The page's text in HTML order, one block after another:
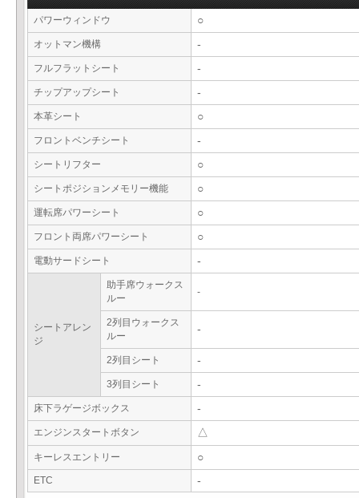
パワーウィンドウ ○
オットマン機構 -
フルフラットシート -
チップアップシート -
本革シート ○
フロントベンチシート -
シートリフター ○
シートポジションメモリー機能 ○
運転席パワーシート ○
フロント両席パワーシート ○
電動サードシート -
シートアレン
ジ
助手席ウォークス
ルー
-
2列目ウォークス
ルー
-
2列目シート -
3列目シート -
床下ラゲージボックス -
エンジンスタートボタン △
キーレスエントリー ○
ETC -